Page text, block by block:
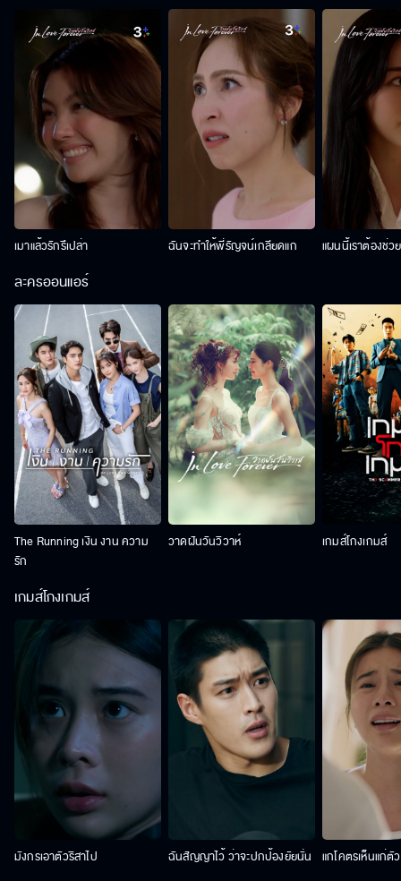
เมาแล้วรักรึเปล่า ฉันจะทำให้พี่รัญจน์เกลียดแก แผนนี้เราต้องช่ว
ละครออนแอร์
The Running เงิน งาน ความ
รัก
วาดฝันวันวิวาห์ เกมส์โกงเกมส์
เกมส์โกงเกมส์
มังกรเอาตัวริสาไป ฉันสัญญาไว้ ว่าจะปกป้องยัยนั่น แกโคตรเห็นแก่ตั